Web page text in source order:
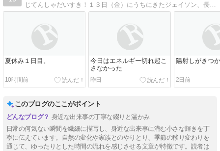
じてんしゃだいすき！１３日（金）にうちにきたジェイソン、長距離用なのに短距離専門のらんどなぁくん
夏休み１日目。
10時間前
今日はエネルギー切れ起こ
さなかった
昨日
陽射しがきつ
2日前
このブログのここがポイント
身近な出来事の丁寧な綴りと温かみ
日常の何気ない瞬間を繊細に描写し、身近な出来事に潜む小さな輝きを丁
寧に伝えています。自然の変化や家族とのやりとり、季節の移り変わりを
通じて、ゆったりとした時間の流れを感じさせる文章が特徴です。読者は